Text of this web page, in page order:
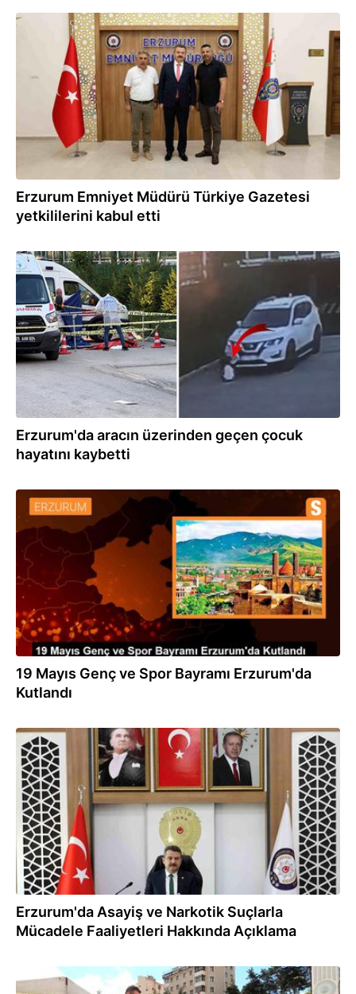
27.06.2024
Erzurum Emniyet Müdürü Türkiye Gazetesi
yetkililerini kabul etti
24.06.2024
Erzurum'da aracın üzerinden geçen çocuk
hayatını kaybetti
19.05.2024
19 Mayıs Genç ve Spor Bayramı Erzurum'da
Kutlandı
09.05.2024
Erzurum'da Asayiş ve Narkotik Suçlarla
Mücadele Faaliyetleri Hakkında Açıklama
07.05.2024